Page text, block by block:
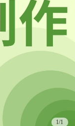
1/1